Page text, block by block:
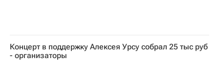
Концерт в поддержку Алексея Урсу собрал 25 тыс руб
- организаторы